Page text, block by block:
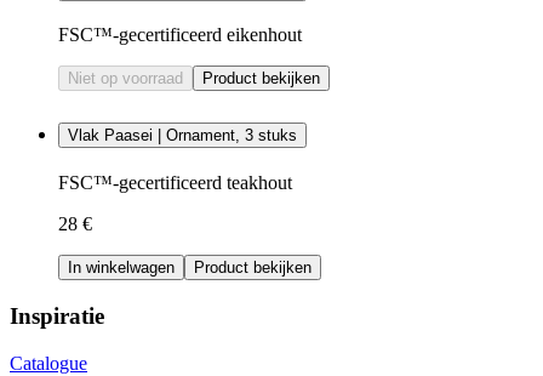
FSC™-gecertificeerd eikenhout
Niet op voorraad Product bekijken
Vlak Paasei | Ornament, 3 stuks
FSC™-gecertificeerd teakhout
28 €
In winkelwagen Product bekijken
Inspiratie
Catalogue